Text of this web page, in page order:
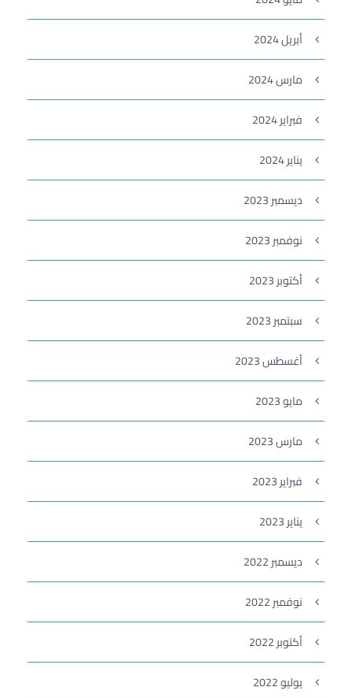
أبريل 2024
مارس 2024
فبراير 2024
يناير 2024
ديسمبر 2023
نوفمبر 2023
أكتوبر 2023
سبتمبر 2023
أغسطس 2023
مايو 2023
مارس 2023
فبراير 2023
يناير 2023
ديسمبر 2022
نوفمبر 2022
أكتوبر 2022
يوليو 2022